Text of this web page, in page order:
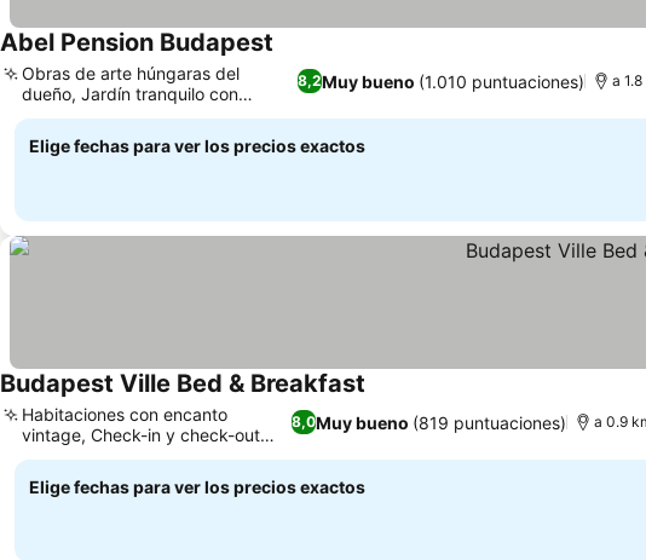
Abel Pension Budapest
8,2Muy bueno (1.010 puntuaciones)
Obras de arte húngaras del
dueño, Jardín tranquilo con
árboles frutales
a
Elige fechas para ver los precios exactos
Budapest Ville Bed & Breakfast
8,0Muy bueno (819 puntuaciones)
Habitaciones con encanto
vintage, Check-in y check-out
súper fácil
a 0.9
Elige fechas para ver los precios exactos